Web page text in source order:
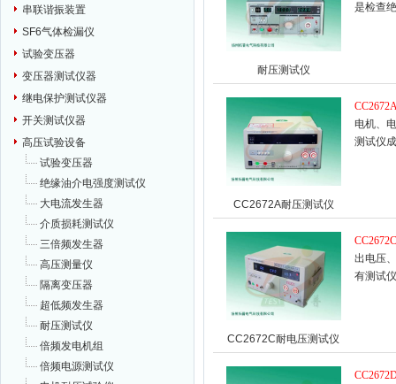
串联谐振装置
SF6气体检漏仪
试验变压器
变压器测试仪器
继电保护测试仪器
开关测试仪器
高压试验设备
试验变压器
绝缘油介电强度测试仪
大电流发生器
介质损耗测试仪
三倍频发生器
高压测量仪
隔离变压器
超低频发生器
耐压测试仪
倍频发电机组
倍频电源测试仪
耐压测试仪
是检查
CC2672A耐压测试仪
电机、
测试仪
CC2672C耐电压测试仪
CC2672C
出电压
有测试